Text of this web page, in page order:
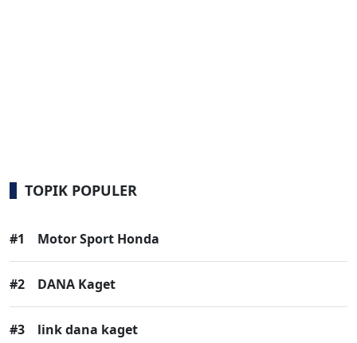
TOPIK POPULER
#1 Motor Sport Honda
#2 DANA Kaget
#3 link dana kaget